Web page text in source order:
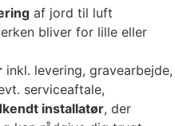
af jord til luft
bliver for lille eller
inkl. levering, gravearbejde,
serviceaftale,
installatør, der